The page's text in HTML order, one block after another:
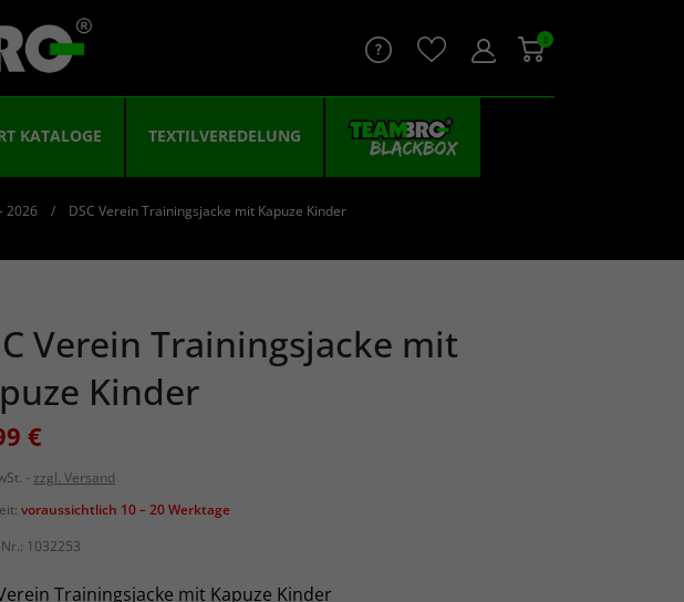
0
KATALOGE TEXTILVEREDELUNG
2026 DSC Verein Trainingsjacke mit Kapuze Kinder
Verein Trainingsjacke mit
Kinder
€
zzgl. Versand
voraussichtlich 10 – 20 Werktage
1032253
Trainingsjacke mit Kapuze Kinder